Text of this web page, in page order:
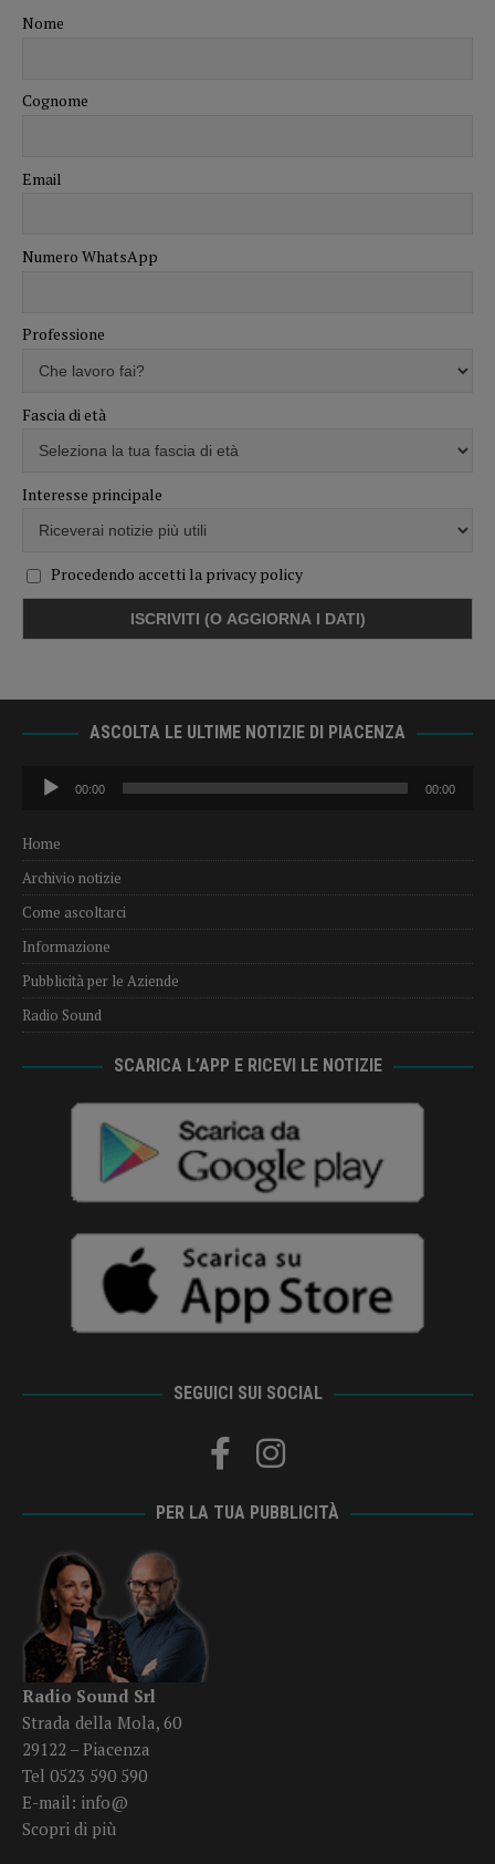
Nome
Cognome
Email
Numero WhatsApp
Professione
Fascia di età
Interesse principale
Procedendo accetti la privacy policy
ASCOLTA LE ULTIME NOTIZIE DI PIACENZA
Audio
Player
00:00 00:00
Home
Archivio notizie
Come ascoltarci
Informazione
Pubblicità per le Aziende
Radio Sound
SCARICA L’APP E RICEVI LE NOTIZIE
SEGUICI SUI SOCIAL
PER LA TUA PUBBLICITÀ
Radio Sound Srl
Strada della Mola, 60
29122 – Piacenza
Tel 0523 590 590
E-mail: info@
Scopri di più